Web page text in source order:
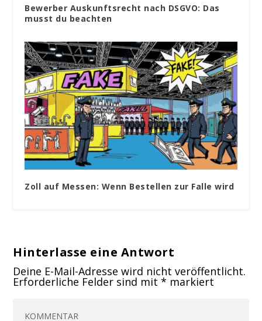
Bewerber Auskunftsrecht nach DSGVO: Das
musst du beachten
Zoll auf Messen: Wenn Bestellen zur Falle wird
Hinterlasse eine Antwort
Deine E-Mail-Adresse wird nicht veröffentlicht.
Erforderliche Felder sind mit* markiert